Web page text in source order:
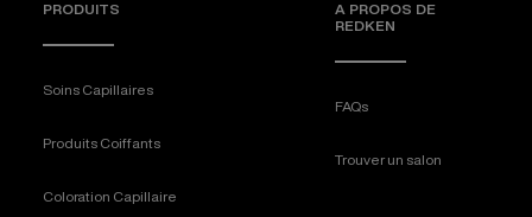
PRODUITS
Soins Capillaires
Produits Coiffants
Coloration Capillaire
A PROPOS DE
REDKEN
FAQs
Trouver un salon